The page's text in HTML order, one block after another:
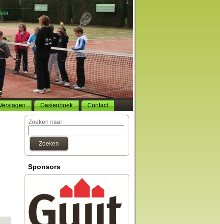
Gastenboek Contact
Zoeken naar:
Zoeken
Sponsors